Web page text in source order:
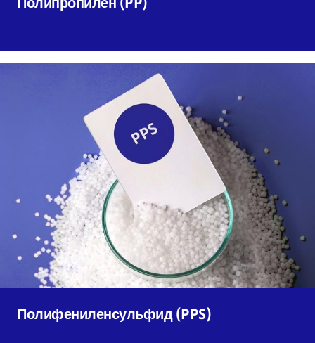
Полифениленсульфид (PPS)